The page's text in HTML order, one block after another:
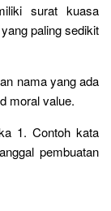
surat kuasa
paling sedikit
nama yang ada
moral value.
1. Contoh kata
pembuatan